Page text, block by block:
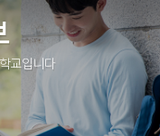
교입니다